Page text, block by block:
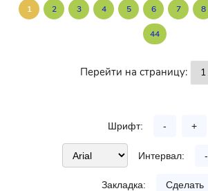
1 2 3 4 5 6 7 8
44
Перейти на страницу:
Шрифт: - +
Интервал: -
Закладка: Сделать